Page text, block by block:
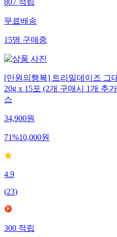
807적립
무료배송
15명구매중
[만원의행복] 트리밀데이즈 그
20g x 15포 (2개 구매시 1개 추
스
34,900원
71%10,000원
4.9
(23)
300적립